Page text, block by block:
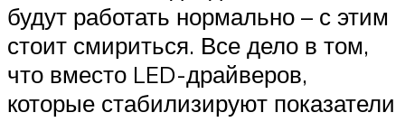
будут работать нормально – с этим
стоит смириться. Все дело в том,
что вместо LED-драйверов,
которые стабилизируют показатели